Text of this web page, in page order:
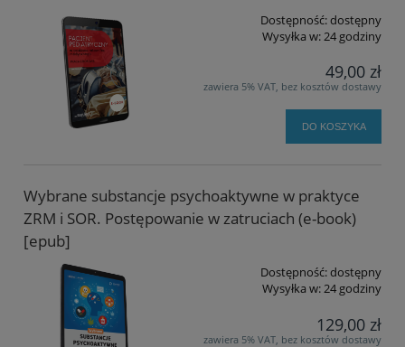
Dostępność:dostępny
Wysyłka w: 24 godziny
49,00 zł
zawiera 5% VAT, bez kosztów dostawy
DO KOSZYKA
Wybrane substancje psychoaktywne w praktyce
ZRM i SOR. Postępowanie w zatruciach (e-book)
[epub]
Dostępność:dostępny
Wysyłka w:24 godziny
129,00 zł
zawiera 5% VAT, bez kosztów dostawy